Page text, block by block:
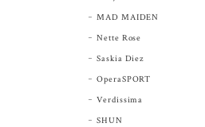
MAD MAIDEN
Nette Rose
Saskia Diez
OperaSPORT
Verdissima
SHUN